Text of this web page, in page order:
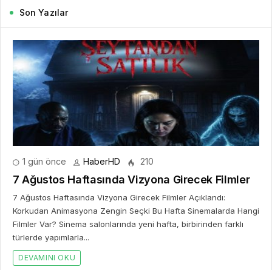
Son Yazılar
1 gün önce HaberHD 210
7 Ağustos Haftasında Vizyona Girecek Filmler
7 Ağustos Haftasında Vizyona Girecek Filmler Açıklandı:
Korkudan Animasyona Zengin Seçki Bu Hafta Sinemalarda Hangi
Filmler Var? Sinema salonlarında yeni hafta, birbirinden farklı
türlerde yapımlarla...
DEVAMINI OKU